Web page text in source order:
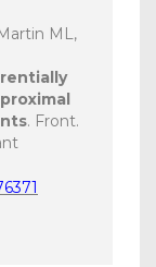
ML,
. Front.